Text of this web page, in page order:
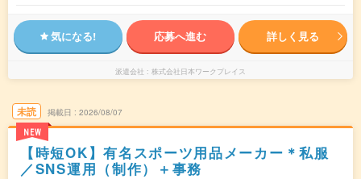
気になる! 応募へ進む 詳しく見る
派遣会社 株式会社日本ワークプレイス
未読
NEW
掲載日 2026/08/07
【時短OK】有名スポーツ用品メーカー＊私服
／SNS運用（制作）＋事務